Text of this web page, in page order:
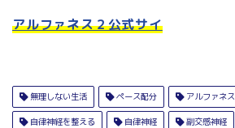
アルファネス２公式サイ
無理しない生活 ペース配分 アルファネス
自律神経を整える 自律神経 副交感神経